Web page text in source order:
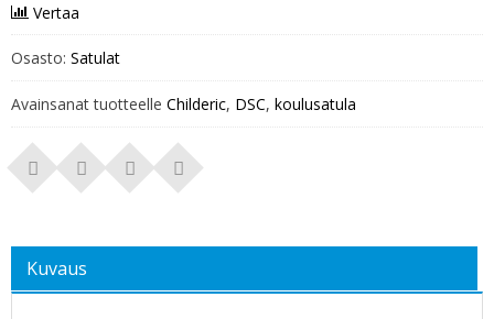
Vertaa
Osasto: Satulat
Avainsanat tuotteelle Childeric, DSC, koulusatula
Kuvaus